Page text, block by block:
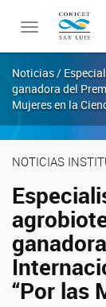
Toggle
Noticias /
ganadora del
Mujeres en la
NOTICIAS
“Por las